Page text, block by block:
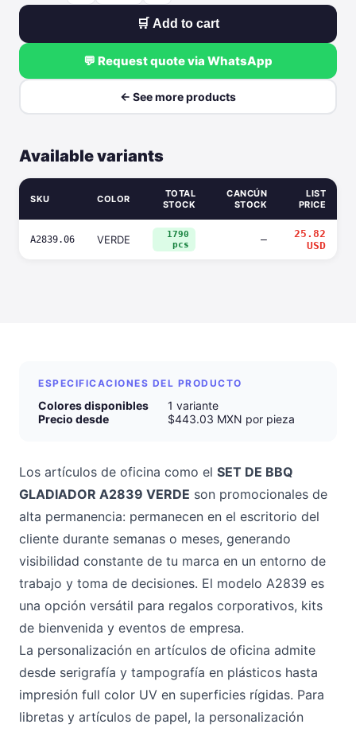
🛒 Add to cart
💬 Request quote via WhatsApp
← See more products
Available variants
SKU COLOR
TOTAL
STOCK
CANCÚN
STOCK
LIST
PRICE
A2839.06 VERDE
1790
pcs
—
25.82
USD
ESPECIFICACIONES DEL PRODUCTO
Colores disponibles
1 variante
Precio desde
$443.03 MXN por pieza
Los artículos de oficina como el SET DE BBQ
GLADIADOR A2839 VERDE son promocionales de
alta permanencia: permanecen en el escritorio del
cliente durante semanas o meses, generando
visibilidad constante de tu marca en un entorno de
trabajo y toma de decisiones. El modelo A2839 es
una opción versátil para regalos corporativos, kits
de bienvenida y eventos de empresa.
La personalización en artículos de oficina admite
desde serigrafía y tampografía en plásticos hasta
impresión full color UV en superficies rígidas. Para
libretas y artículos de papel, la personalización